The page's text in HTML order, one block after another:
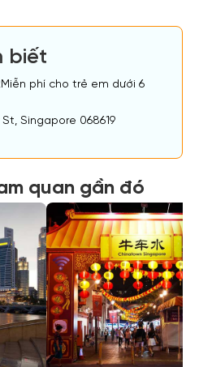
biết
phí cho trẻ em dưới 6
St, Singapore 068619
quan gần đó